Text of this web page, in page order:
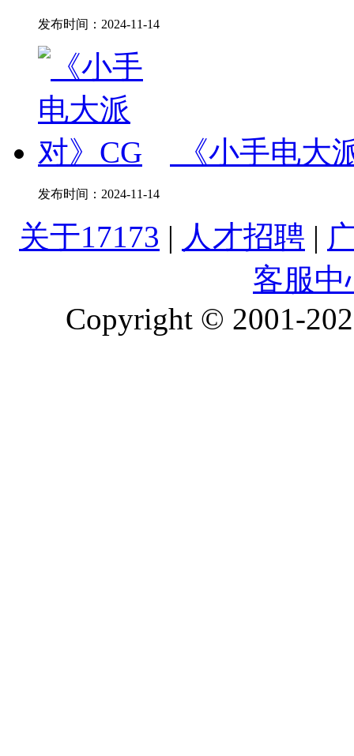
发布时间： 2024-11-14
《小手电大
发布时间： 2024-11-14
关于17173 | 人才招聘 |
客服中
Copyright © 2001-